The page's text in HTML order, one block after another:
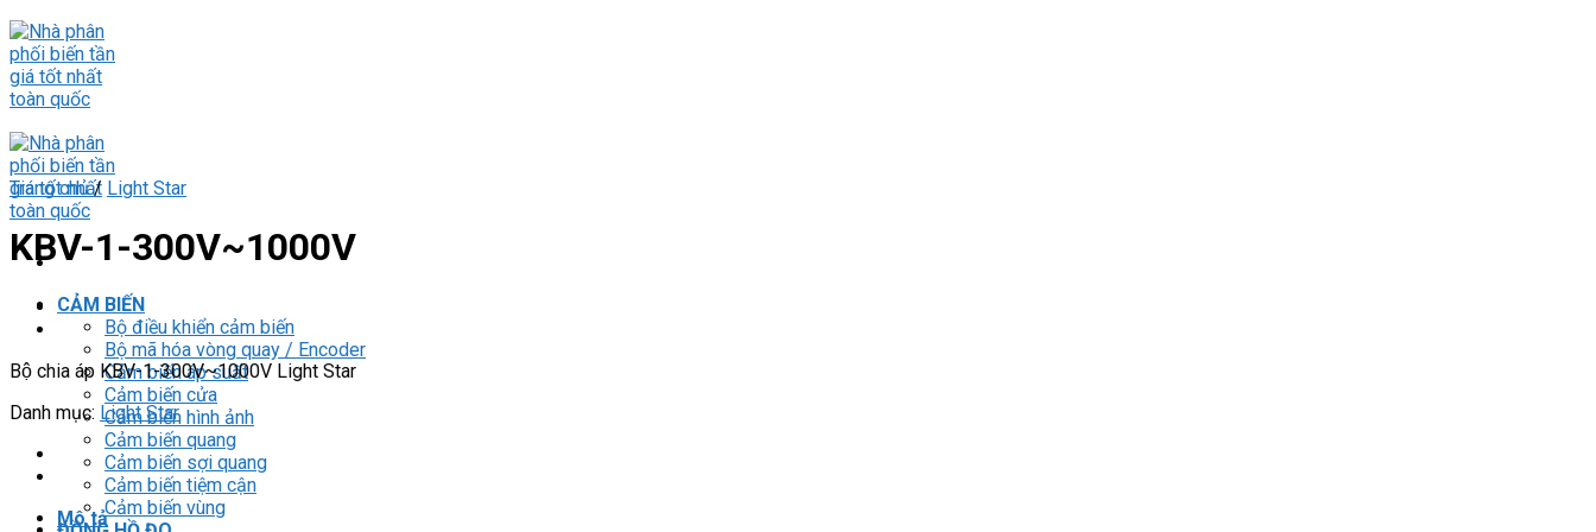
Skip
to
content
CẢM BIẾN
Bộ điều khiển cảm biến
Bộ mã hóa vòng quay / Encoder
Cảm biến áp suất
Cảm biến cửa
Cảm biến hình ảnh
Cảm biến quang
Cảm biến sợi quang
Cảm biến tiệm cận
Cảm biến vùng
Trang chủ / Light Star
KBV-1-300V~1000V
Bộ chia áp KBV-1-300V~1000V Light Star
Danh mục: Light Star
Mô tả